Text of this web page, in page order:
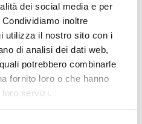
dei social media e per
inoltre
utilizza il nostro sito con i
di analisi dei dati web,
potrebbero combinarle
fornito loro o che hanno
servizi.